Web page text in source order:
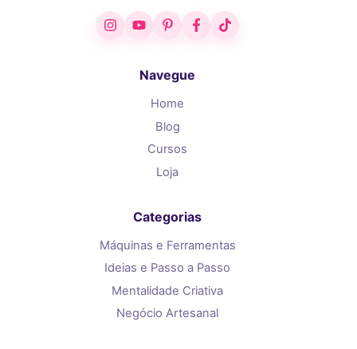
InstagramYouTubePinterestFacebook
TikTok
Navegue
Home
Blog
Cursos
Loja
Categorias
Máquinas e Ferramentas
Ideias e Passo a Passo
Mentalidade Criativa
Negócio Artesanal